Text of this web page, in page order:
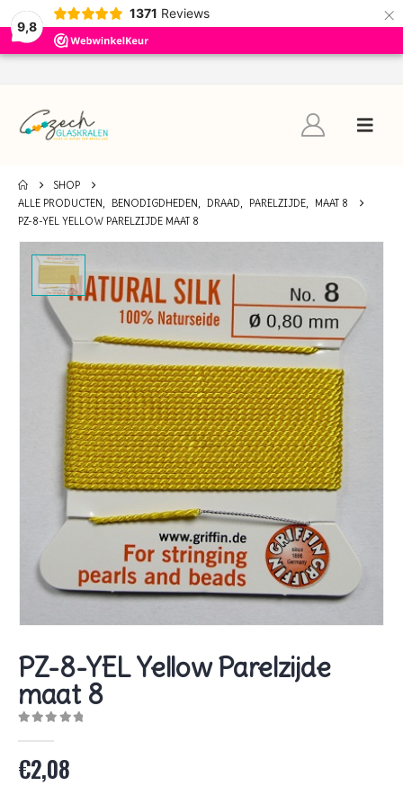
9,8
1371 Reviews ×
SHOP
ALLE PRODUCTEN, BENODIGDHEDEN, DRAAD, PARELZIJDE,
MAAT 8
PZ-8-YEL YELLOW PARELZIJDE MAAT 8
PZ-8-YEL Yellow Parelzijde
maat 8
€2,08